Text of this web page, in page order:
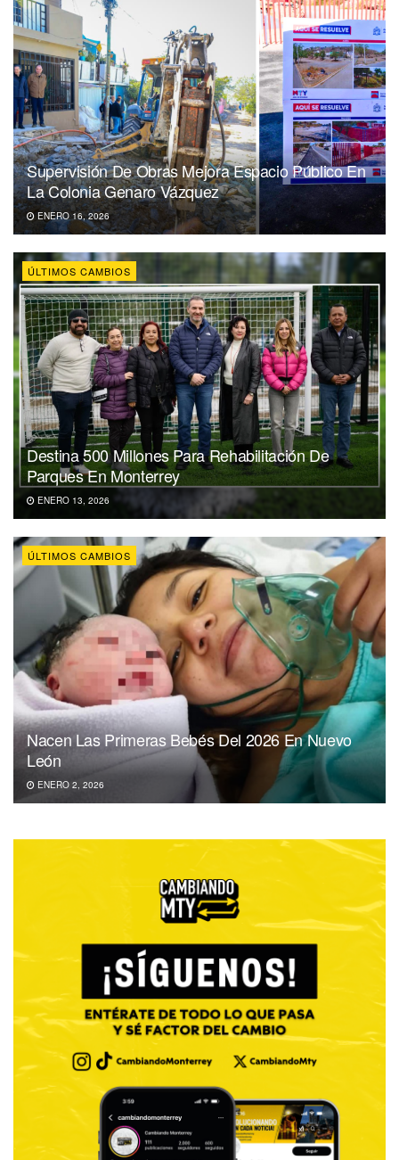
Supervisión De Obras Mejora Espacio Público En
La Colonia Genaro Vázquez
ENERO 16, 2026
ÚLTIMOS CAMBIOS
Destina 500 Millones Para Rehabilitación De
Parques En Monterrey
ENERO 13, 2026
ÚLTIMOS CAMBIOS
Nacen Las Primeras Bebés Del 2026 En Nuevo
León
ENERO 2, 2026